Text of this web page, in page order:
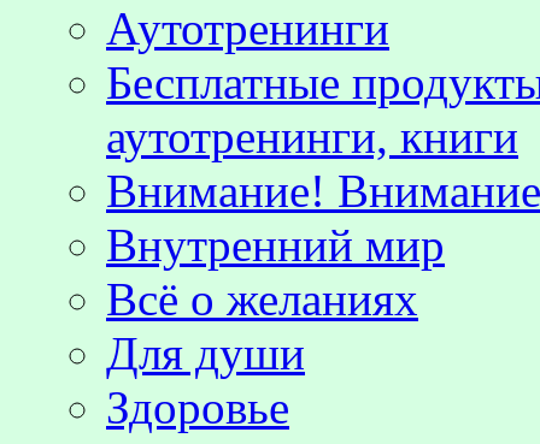
Аутотренинги
Бесплатные
аутотренинги, книги
Внимание!
Внутренний мир
Всё о желаниях
Для души
Здоровье